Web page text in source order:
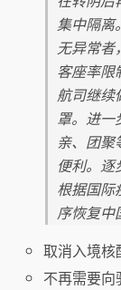
集中隔离
无异常者
客座率限
航司继续
罩。进一
亲、团聚
便利。逐
根据国际
序恢复中
取消入境核
不再需要